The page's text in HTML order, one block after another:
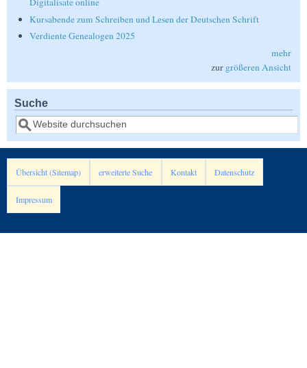
Kursabende zum Schreiben und Lesen der Deutschen Schrift
Verdiente Genealogen 2025
mehr
zur größeren Ansicht
Suche
Suche
Übersicht (Sitemap) erweiterte Suche Kontakt Datenschutz
Impressum